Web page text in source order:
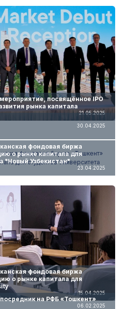
посвящённое IPO
рынка капитала
21.05.2025
30.04.2025
фондовая биржа
о рынке капитала для
"Новый Узбекистан"
23.04.2025
фондовая биржа
о рынке капитала для
15.04.2025
на РФБ «Тошкент»
06.02.2025